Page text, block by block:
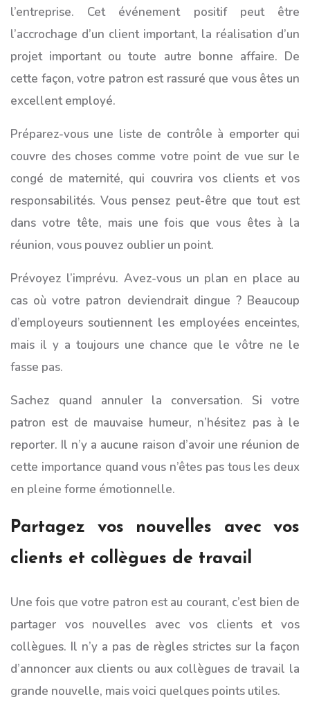
l’entreprise. Cet événement positif peut être
l’accrochage d’un client important, la réalisation d’un
projet important ou toute autre bonne affaire. De
cette façon, votre patron est rassuré que vous êtes un
excellent employé.
Préparez-vous une liste de contrôle à emporter qui
couvre des choses comme votre point de vue sur le
congé de maternité, qui couvrira vos clients et vos
responsabilités. Vous pensez peut-être que tout est
dans votre tête, mais une fois que vous êtes à la
réunion, vous pouvez oublier un point.
Prévoyez l’imprévu. Avez-vous un plan en place au
cas où votre patron deviendrait dingue ? Beaucoup
d’employeurs soutiennent les employées enceintes,
mais il y a toujours une chance que le vôtre ne le
fasse pas.
Sachez quand annuler la conversation. Si votre
patron est de mauvaise humeur, n’hésitez pas à le
reporter. Il n’y a aucune raison d’avoir une réunion de
cette importance quand vous n’êtes pas tous les deux
en pleine forme émotionnelle.
Partagez vos nouvelles avec vos
clients et collègues de travail
Une fois que votre patron est au courant, c’est bien de
partager vos nouvelles avec vos clients et vos
collègues. Il n’y a pas de règles strictes sur la façon
d’annoncer aux clients ou aux collègues de travail la
grande nouvelle, mais voici quelques points utiles.